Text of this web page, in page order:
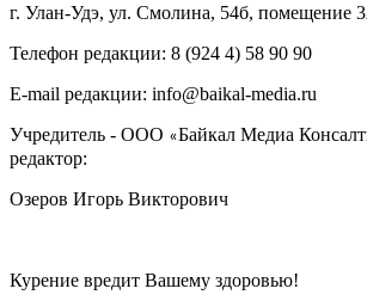
г. Улан-Удэ, ул. Смолина, 54б, помещение
Телефон редакции: ‎‎8 (924 4) 58 90 90
E-mail редакции: info@baikal-media.ru
Учредитель - ООО «Байкал Медиа
редактор:
Озеров Игорь Викторович
Курение вредит Вашему здоровью!